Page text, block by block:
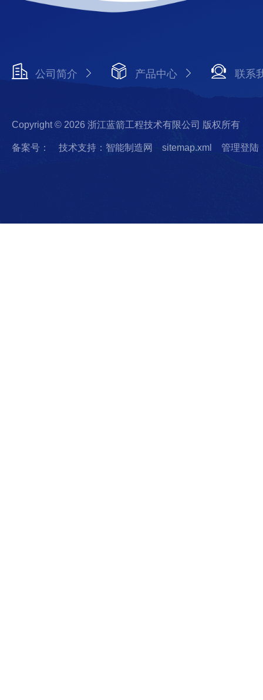
公司简介 产品中心 联系
Copyright © 2026 浙江蓝箭工程技术有限公司 版权所有
备案号： 技术支持：智能制造网 sitemap.xml 管理登陆